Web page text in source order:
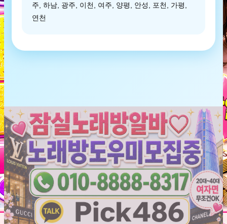
주, 하남, 광주, 이천, 여주, 양평, 안성, 포천, 가평,
연천